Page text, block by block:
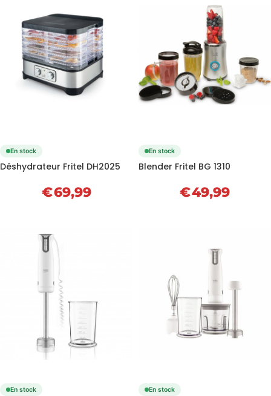
En stock
Déshydrateur Fritel DH2025
€69,99
En stock
Blender Fritel BG 1310
€49,99
En stock En stock